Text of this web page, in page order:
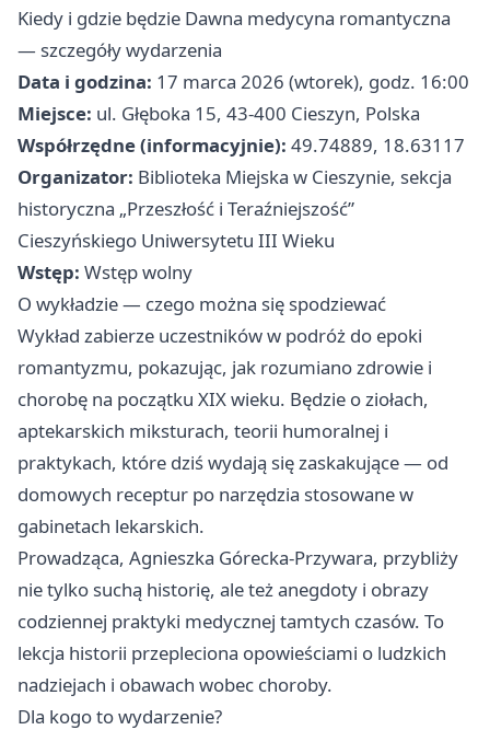
Kiedy i gdzie będzie Dawna medycyna romantyczna
— szczegóły wydarzenia
Data i godzina: 17 marca 2026 (wtorek), godz. 16:00
Miejsce: ul. Głęboka 15, 43-400 Cieszyn, Polska
Współrzędne (informacyjnie): 49.74889, 18.63117
Organizator: Biblioteka Miejska w Cieszynie, sekcja
historyczna „Przeszłość i Teraźniejszość”
Cieszyńskiego Uniwersytetu III Wieku
Wstęp: Wstęp wolny
O wykładzie — czego można się spodziewać
Wykład zabierze uczestników w podróż do epoki
romantyzmu, pokazując, jak rozumiano zdrowie i
chorobę na początku XIX wieku. Będzie o ziołach,
aptekarskich miksturach, teorii humoralnej i
praktykach, które dziś wydają się zaskakujące — od
domowych receptur po narzędzia stosowane w
gabinetach lekarskich.
Prowadząca, Agnieszka Górecka‑Przywara, przybliży
nie tylko suchą historię, ale też anegdoty i obrazy
codziennej praktyki medycznej tamtych czasów. To
lekcja historii przepleciona opowieściami o ludzkich
nadziejach i obawach wobec choroby.
Dla kogo to wydarzenie?